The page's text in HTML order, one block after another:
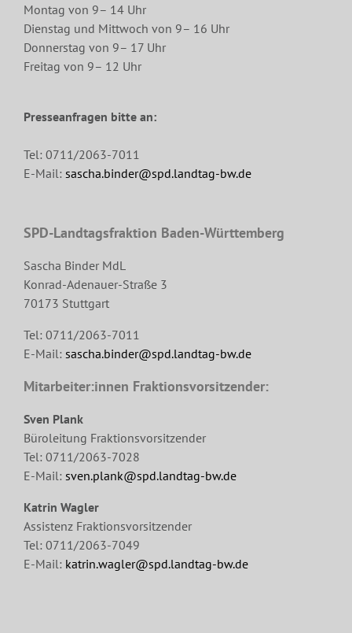
Montag von 9– 14 Uhr
Dienstag und Mittwoch von 9– 16 Uhr
Donnerstag von 9– 17 Uhr
Freitag von 9– 12 Uhr
Presseanfragen bitte an:
Tel: 0711/2063-7011
E-Mail: sascha.binder@spd.landtag-bw.de
SPD-Landtagsfraktion Baden-Württemberg
Sascha Binder MdL
Konrad-Adenauer-Straße 3
70173 Stuttgart
Tel: 0711/2063-7011
E-Mail: sascha.binder@spd.landtag-bw.de
Mitarbeiter:innen Fraktionsvorsitzender:
Sven Plank
Büroleitung Fraktionsvorsitzender
Tel: 0711/2063-7028
E-Mail: sven.plank@spd.landtag-bw.de
Katrin Wagler
Assistenz Fraktionsvorsitzender
Tel: 0711/2063-7049
E-Mail: katrin.wagler@spd.landtag-bw.de